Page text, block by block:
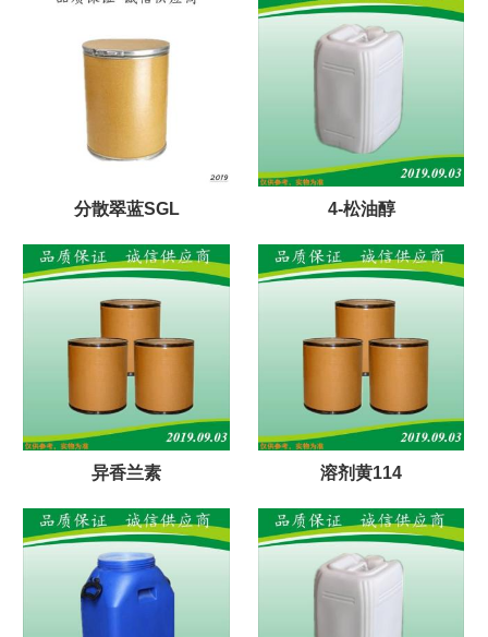
分散翠蓝SGL 4-松油醇
异香兰素 溶剂黄114